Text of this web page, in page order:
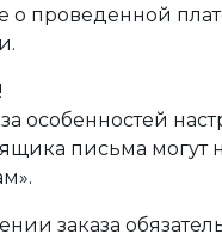
о проведенной
особенностей
письма могут
заказа